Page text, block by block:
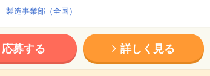
造事業部（全国）
応募する 詳しく見る